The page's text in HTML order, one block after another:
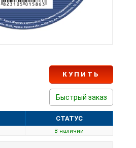
Быстрый заказ
КУПИТЬ
СТАТУС
В наличии